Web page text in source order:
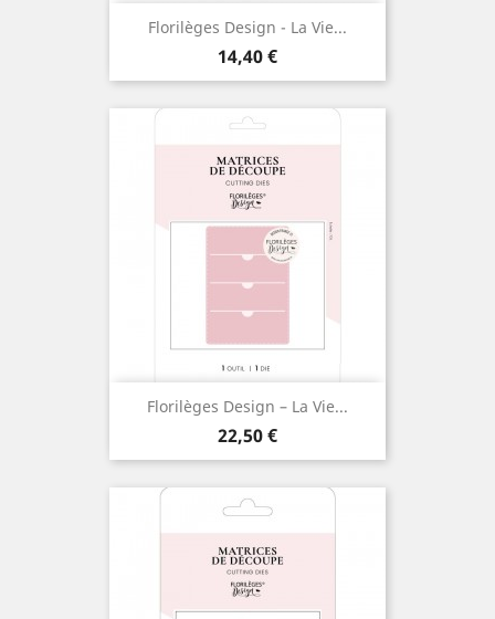
Florilèges Design - La Vie...
Prix
14,40 €
Florilèges Design – La Vie...
Prix
22,50 €